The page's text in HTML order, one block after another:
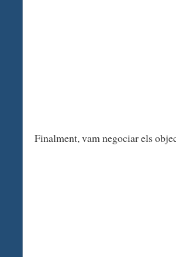
Finalment, vam negociar els